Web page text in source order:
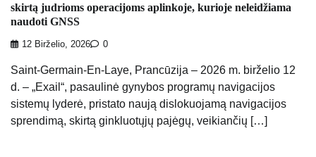
skirtą judrioms operacijoms aplinkoje, kurioje neleidžiama
naudoti GNSS
12 Birželio, 2026 0
Saint-Germain-En-Laye, Prancūzija – 2026 m. birželio 12
d. – „Exail“, pasaulinė gynybos programų navigacijos
sistemų lyderė, pristato naują dislokuojamą navigacijos
sprendimą, skirtą ginkluotųjų pajėgų, veikiančių […]